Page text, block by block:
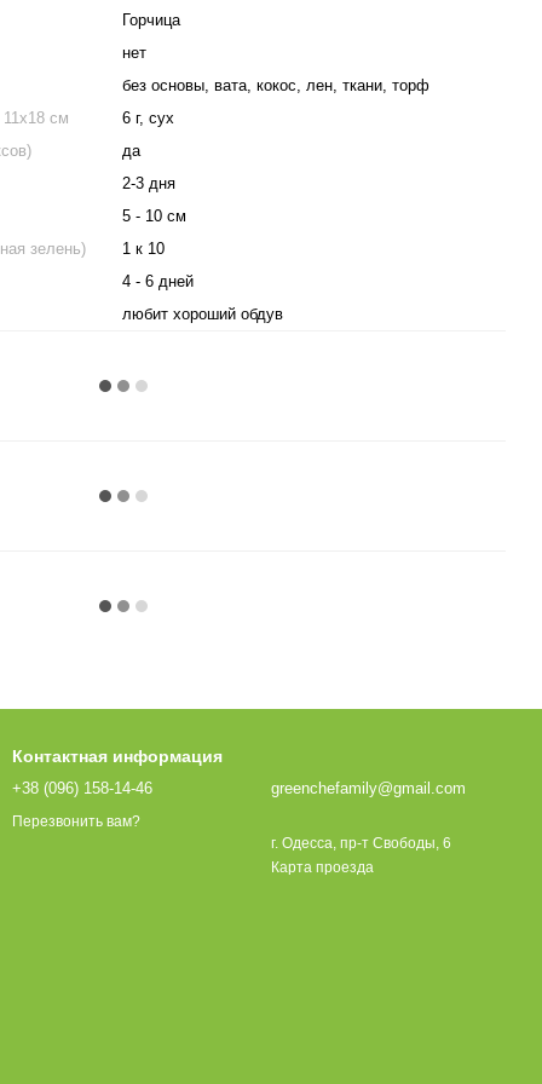
Горчица
нет
без основы, вата, кокос, лен, ткани, торф
см
6 г, сух
да
2-3 дня
5 - 10 см
зелень)
1 к 10
4 - 6 дней
любит хороший обдув
Контактная информация
+38 (096) 158-14-46
Перезвонить вам?
greenchefamily@gmail.com
г. Одесса, пр-т Свободы, 6
Карта проезда